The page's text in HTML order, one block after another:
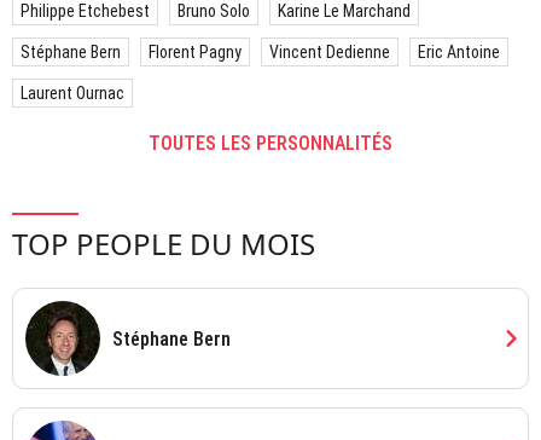
Philippe Etchebest Bruno Solo Karine Le Marchand
Stéphane Bern Florent Pagny Vincent Dedienne Eric Antoine
Laurent Ournac
TOUTES LES PERSONNALITÉS
TOP PEOPLE DU MOIS
Stéphane Bern chevron_right